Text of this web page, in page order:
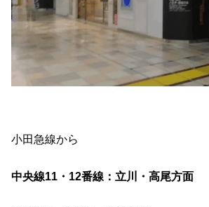
小田急線から
中央線11・12番線：立川・高尾方面